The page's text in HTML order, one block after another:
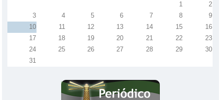
1
2
3
4 5 6 7 8
9
10
11 12 13 14 15
16
17
18 19 20 21 22
23
24
25 26 27 28 29
30
31